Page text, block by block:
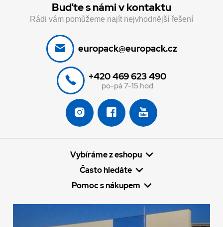
Buďte s námi v kontaktu
Rádi vám pomůžeme najít nejvhodnější řešení
europack@europack.cz
+420 469 623 490
po-pá 7-15 hod
Vybíráme z eshopu
Často hledáte
Pomoc s nákupem